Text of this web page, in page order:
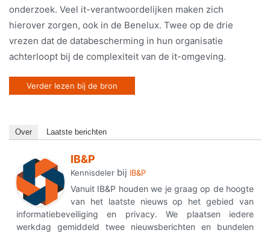
onderzoek. Veel it-verantwoordelijken maken zich
hierover zorgen, ook in de Benelux. Twee op de drie
vrezen dat de databescherming in hun organisatie
achterloopt bij de complexiteit van de it-omgeving.
Verder lezen bij de bron
Over Laatste berichten
IB&P
Kennisdeler bij IB&P
Vanuit IB&P houden we je graag op de hoogte
van het laatste nieuws op het gebied van
informatiebeveiliging en privacy. We plaatsen iedere
werkdag gemiddeld twee nieuwsberichten en bundelen